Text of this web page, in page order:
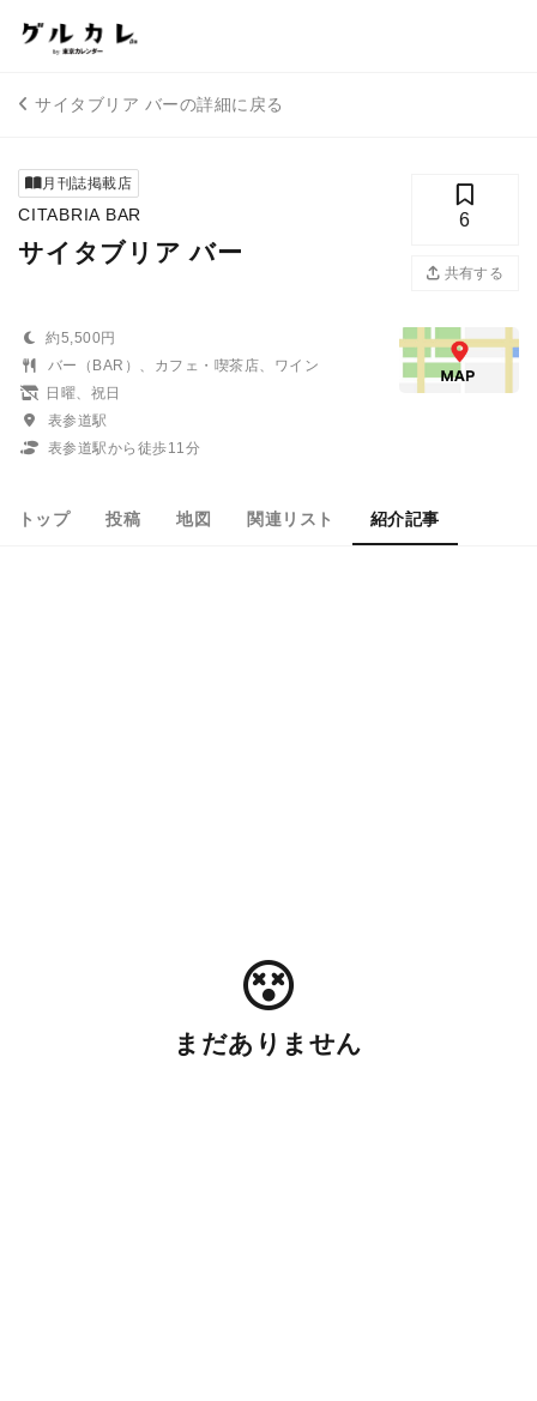
サイタブリア バーの詳細に戻る
月刊誌掲載店
CITABRIA BAR
サイタブリア バー
6
共有する
約5,500円
バー（BAR）、カフェ・喫茶店、ワイン
日曜、祝日
表参道駅
表参道駅から徒歩11分
トップ 投稿 地図 関連リスト 紹介記事
まだありません